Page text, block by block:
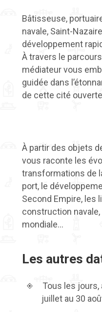
Bâtisseuse,
navale, Saint-
développement
À travers le
médiateur vous
guidée dans
de cette cité
À partir des objets
vous raconte les
transformations de
port, le
Second Empire, les
construction
mondiale…
Les autres
Tous les jours,
juillet au 30